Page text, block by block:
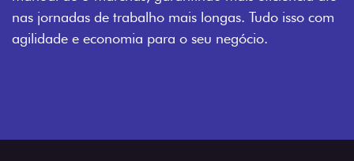
nas jornadas de trabalho mais longas. Tudo isso com
agilidade e economia para o seu negócio.